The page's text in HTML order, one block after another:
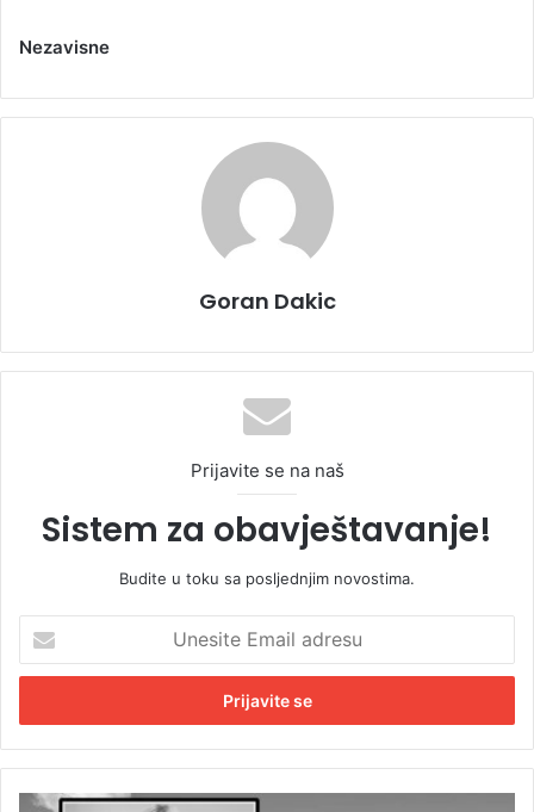
Nezavisne
Goran Dakic
Prijavite se na naš
Sistem za obavještavanje!
Budite u toku sa posljednjim novostima.
e
i
t